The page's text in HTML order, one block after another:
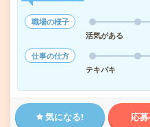
職場の様子
活気がある
仕事の仕方
テキパキ
気になる! 応